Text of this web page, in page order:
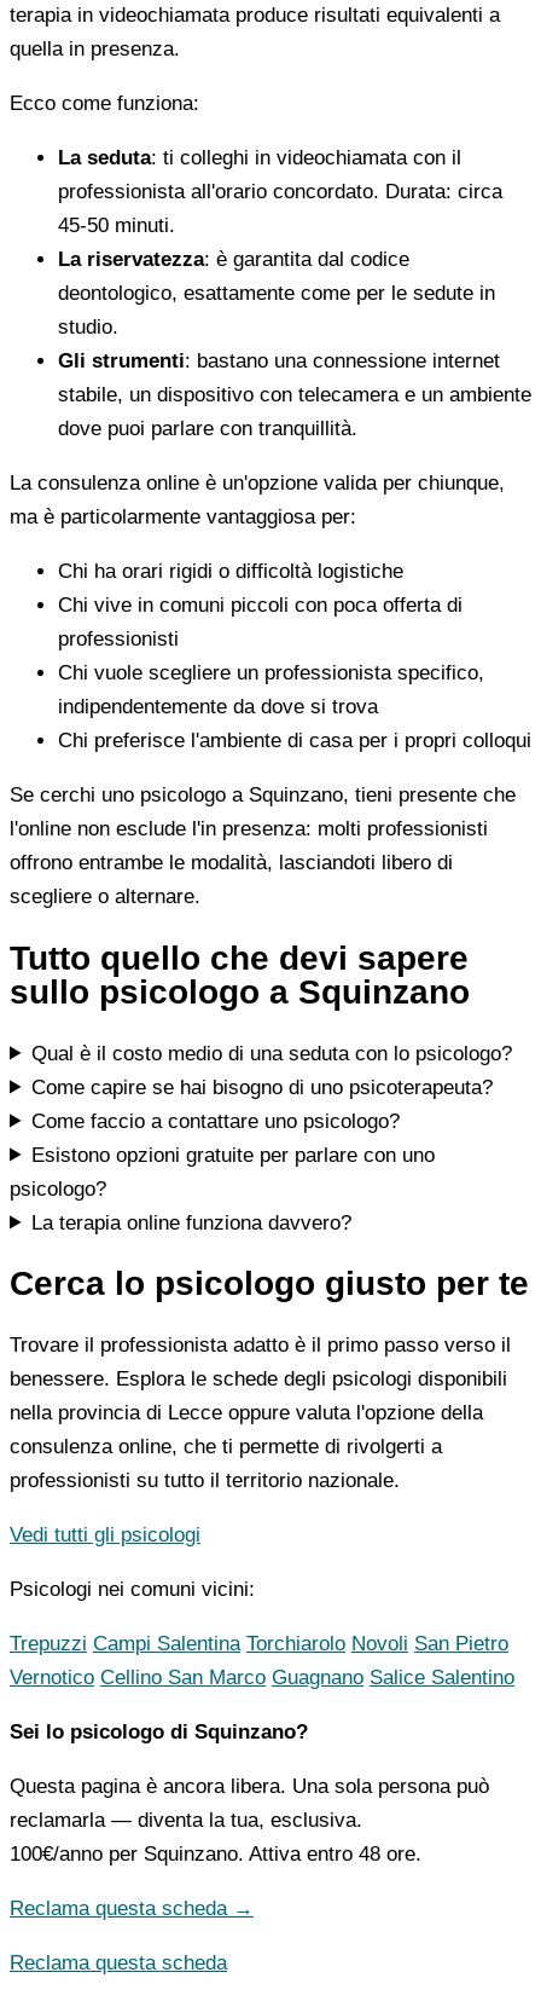
terapia in videochiamata produce risultati equivalenti a
quella in presenza.
Ecco come funziona:
La seduta: ti colleghi in videochiamata con il
professionista all'orario concordato. Durata: circa
45-50 minuti.
La riservatezza: è garantita dal codice
deontologico, esattamente come per le sedute in
studio.
Gli strumenti: bastano una connessione internet
stabile, un dispositivo con telecamera e un ambiente
dove puoi parlare con tranquillità.
La consulenza online è un'opzione valida per chiunque,
ma è particolarmente vantaggiosa per:
Chi ha orari rigidi o difficoltà logistiche
Chi vive in comuni piccoli con poca offerta di
professionisti
Chi vuole scegliere un professionista specifico,
indipendentemente da dove si trova
Chi preferisce l'ambiente di casa per i propri colloqui
Se cerchi uno psicologo a Squinzano, tieni presente che
l'online non esclude l'in presenza: molti professionisti
offrono entrambe le modalità, lasciandoti libero di
scegliere o alternare.
Tutto quello che devi sapere
sullo psicologo a Squinzano
Qual è il costo medio di una seduta con lo psicologo?
Come capire se hai bisogno di uno psicoterapeuta?
Come faccio a contattare uno psicologo?
Esistono opzioni gratuite per parlare con uno
psicologo?
La terapia online funziona davvero?
Cerca lo psicologo giusto per te
Trovare il professionista adatto è il primo passo verso il
benessere. Esplora le schede degli psicologi disponibili
nella provincia di Lecce oppure valuta l'opzione della
consulenza online, che ti permette di rivolgerti a
professionisti su tutto il territorio nazionale.
Vedi tutti gli psicologi
Psicologi nei comuni vicini:
Trepuzzi Campi Salentina Torchiarolo Novoli San Pietro
Vernotico Cellino San Marco Guagnano Salice Salentino
Sei lo psicologo di Squinzano?
Questa pagina è ancora libera. Una sola persona può
reclamarla — diventa la tua, esclusiva.
100€/anno per Squinzano. Attiva entro 48 ore.
Reclama questa scheda →
Reclama questa scheda